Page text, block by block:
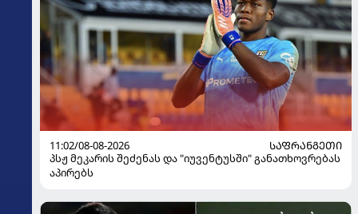
11:02/08-08-2026
ᲡᲐᲤᲠᲐᲜᲒᲔᲗᲘ
პსჟ მეკარის შეძენას და "იუვენტუსში" განათხოვრებას
აპირებს